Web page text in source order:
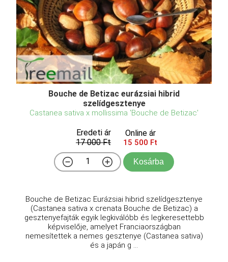
Bouche de Betizac eurázsiai hibrid
szelídgesztenye
Castanea sativa x mollissima 'Bouche de Betizac'
Eredeti ár
17 000 Ft
Online ár
15 500 Ft
Kosárba
Bouche de Betizac Eurázsiai hibrid szelídgesztenye
(Castanea sativa x crenata Bouche de Betizac) a
gesztenyefajták egyik legkiválóbb és legkeresettebb
képviselője, amelyet Franciaországban
nemesítettek a nemes gesztenye (Castanea sativa)
és a japán g ...